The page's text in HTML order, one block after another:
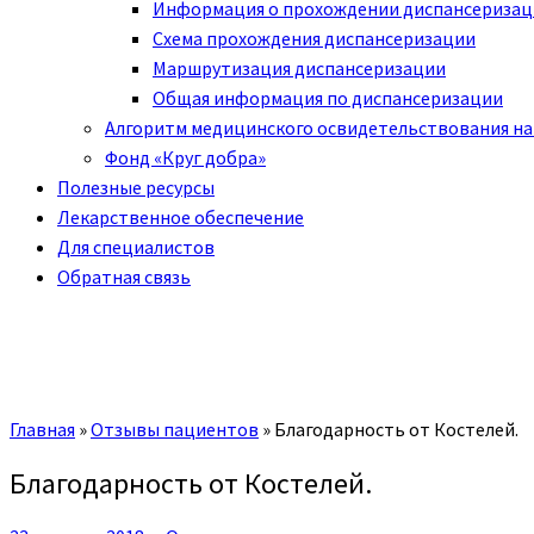
Информация о прохождении
Схема прохождения диспансеризации
Маршрутизация диспансеризации
Общая информация по диспансеризации
Алгоритм медицинского освидетельствования
Фонд «Круг добра»
Полезные ресурсы
Лекарственное обеспечение
Для специалистов
Обратная связь
Главная »Отзывы пациентов » Благодарность от Костелей.
Благодарность от Костелей.